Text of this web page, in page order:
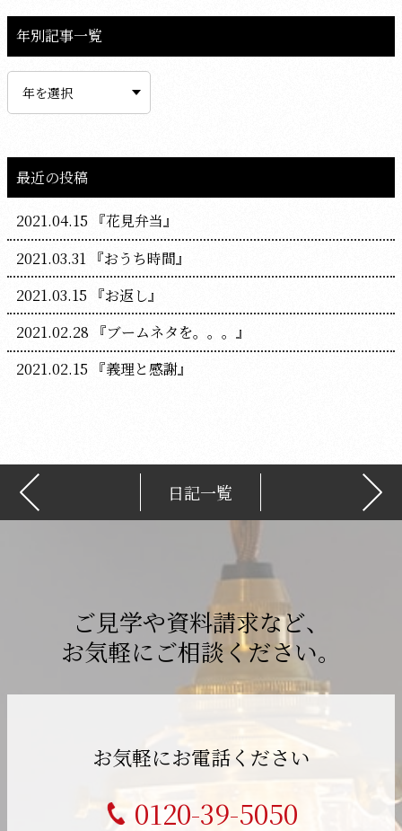
年別記事一覧
最近の投稿
2021.04.15『花見弁当』
2021.03.31 『おうち時間』
2021.03.15 『お返し』
2021.02.28 『ブームネタを。。。』
2021.02.15 『義理と感謝』
日記一覧
ご見学や資料請求など、
お気軽にご相談ください。
お気軽にお電話ください
0120-39-5050